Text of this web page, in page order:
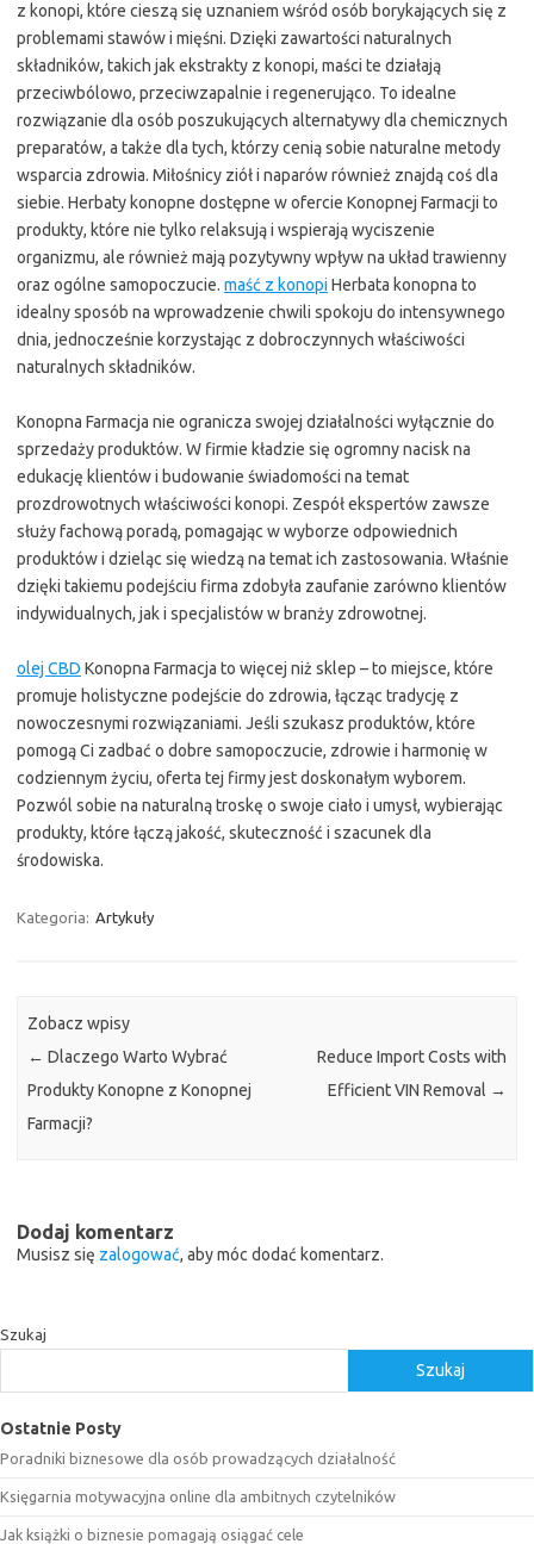
z konopi, które cieszą się uznaniem wśród osób borykających się z
problemami stawów i mięśni. Dzięki zawartości naturalnych
składników, takich jak ekstrakty z konopi, maści te działają
przeciwbólowo, przeciwzapalnie i regenerująco. To idealne
rozwiązanie dla osób poszukujących alternatywy dla chemicznych
preparatów, a także dla tych, którzy cenią sobie naturalne metody
wsparcia zdrowia. Miłośnicy ziół i naparów również znajdą coś dla
siebie. Herbaty konopne dostępne w ofercie Konopnej Farmacji to
produkty, które nie tylko relaksują i wspierają wyciszenie
organizmu, ale również mają pozytywny wpływ na układ trawienny
oraz ogólne samopoczucie. maść z konopi Herbata konopna to
idealny sposób na wprowadzenie chwili spokoju do intensywnego
dnia, jednocześnie korzystając z dobroczynnych właściwości
naturalnych składników.
Konopna Farmacja nie ogranicza swojej działalności wyłącznie do
sprzedaży produktów. W firmie kładzie się ogromny nacisk na
edukację klientów i budowanie świadomości na temat
prozdrowotnych właściwości konopi. Zespół ekspertów zawsze
służy fachową poradą, pomagając w wyborze odpowiednich
produktów i dzieląc się wiedzą na temat ich zastosowania. Właśnie
dzięki takiemu podejściu firma zdobyła zaufanie zarówno klientów
indywidualnych, jak i specjalistów w branży zdrowotnej.
olej CBD Konopna Farmacja to więcej niż sklep – to miejsce, które
promuje holistyczne podejście do zdrowia, łącząc tradycję z
nowoczesnymi rozwiązaniami. Jeśli szukasz produktów, które
pomogą Ci zadbać o dobre samopoczucie, zdrowie i harmonię w
codziennym życiu, oferta tej firmy jest doskonałym wyborem.
Pozwól sobie na naturalną troskę o swoje ciało i umysł, wybierając
produkty, które łączą jakość, skuteczność i szacunek dla
środowiska.
Kategoria: Artykuły
Zobacz wpisy
← Dlaczego Warto Wybrać
Produkty Konopne z Konopnej
Farmacji?
Reduce Import Costs with
Efficient VIN Removal →
Dodaj komentarz
Musisz się zalogować, aby móc dodać komentarz.
Szukaj
Szukaj
Ostatnie Posty
Poradniki biznesowe dla osób prowadzących działalność
Księgarnia motywacyjna online dla ambitnych czytelników
Jak książki o biznesie pomagają osiągać cele